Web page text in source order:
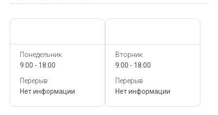
Понедельник
9:00 - 18:00
Перерыв
Нет информации
Вторник
9:00 - 18:00
Перерыв
Нет информации